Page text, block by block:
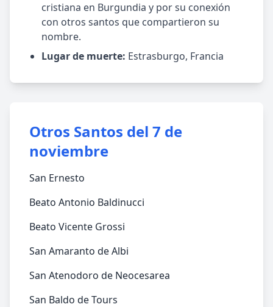
cristiana en Burgundia y por su conexión
con otros santos que compartieron su
nombre.
Lugar de muerte: Estrasburgo, Francia
Otros Santos del 7 de
noviembre
San Ernesto
Beato Antonio Baldinucci
Beato Vicente Grossi
San Amaranto de Albi
San Atenodoro de Neocesarea
San Baldo de Tours